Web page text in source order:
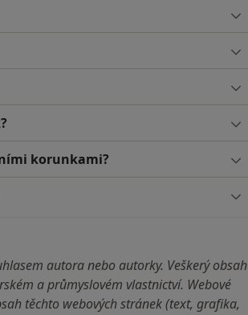
korunkami?
autora nebo autorky. Veškerý obsah
a průmyslovém vlastnictví. Webové
těchto webových stránek (text, grafika,